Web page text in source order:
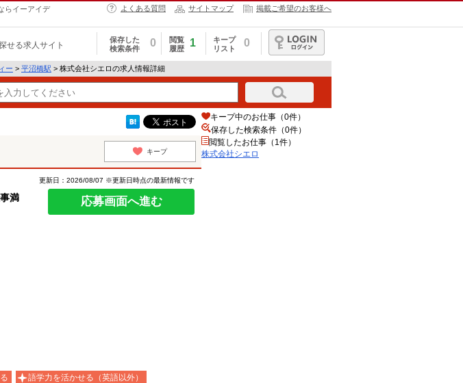
らイーアイデ
よくある質問 サイトマップ 掲載ご希望のお客様へ
せる求人サイト
保存した
検索条件
0
閲覧
履歴
1
キープ
リスト
0
ログイン
ー > 平沼橋駅 > 株式会社シエロの求人情報詳細
キープ
満
更新日：2026/08/07 ※更新日時点の最新情報です
応募画面へ進む
語学力を活かせる（英語以外）
キープ中のお仕事（0件）
保存した検索条件（0件）
閲覧したお仕事（1件）
株式会社シエロ